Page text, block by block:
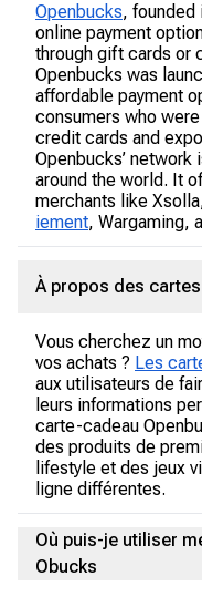
Openbucks, founded
online payment
through gift cards or
Openbucks was
affordable payment
consumers who
credit cards and
Openbucks’
around the world. It
merchants like
iement, Wargaming,
À propos des
Vous cherchez un
vos achats ? Les
aux utilisateurs de
leurs informations
carte-cadeau
des produits de
lifestyle et des jeux
ligne différentes.
Où puis-je utiliser
Obucks